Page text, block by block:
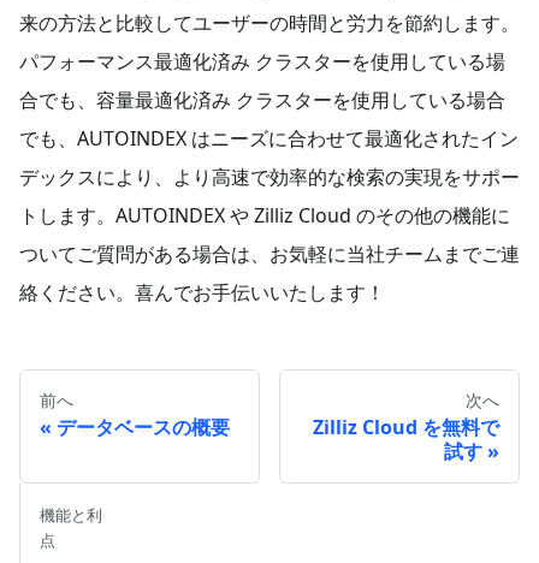
来の方法と比較してユーザーの時間と労力を節約します。
パフォーマンス最適化済み クラスターを使用している場
合でも、容量最適化済み クラスターを使用している場合
でも、AUTOINDEX はニーズに合わせて最適化されたイン
デックスにより、より高速で効率的な検索の実現をサポー
トします。AUTOINDEX や Zilliz Cloud のその他の機能に
ついてご質問がある場合は、お気軽に当社チームまでご連
絡ください。喜んでお手伝いいたします！
前へ
データベースの概要
次へ
Zilliz Cloud を無料で
試す
機能と利
点